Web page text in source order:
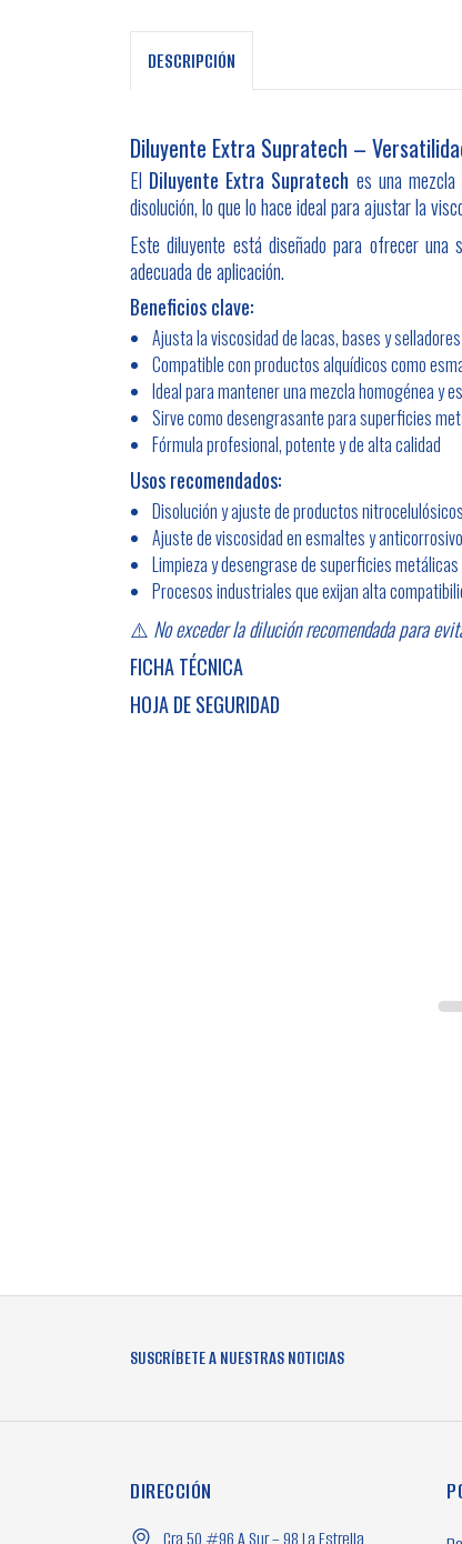
DESCRIPCIÓN
Diluyente Extra Supratech –
El Diluyente Extra Supratech es una
disolución, lo que lo hace ideal para ajustar la
Este diluyente está diseñado para ofrecer una
adecuada de aplicación.
Beneficios clave:
Ajusta la viscosidad de lacas, bases y selladores
Compatible con productos alquídicos como
Ideal para mantener una mezcla homogénea y
Sirve como desengrasante para superficies
Fórmula profesional, potente y de alta calidad
Usos recomendados:
Disolución y ajuste de productos
Ajuste de viscosidad en esmaltes y
Limpieza y desengrase de superficies
Procesos industriales que exijan alta
⚠️ No exceder la dilución recomendada para
FICHA TÉCNICA
HOJA DE SEGURIDAD
SUSCRÍBETE A NUESTRAS NOTICIAS
DIRECCIÓN
Cra 50 #96 A Sur – 98 La Estrella